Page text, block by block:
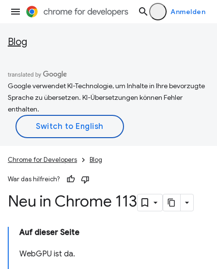
Anmelden
Blog
Google verwendet KI-Technologie, um Inhalte in Ihre bevorzugte
Sprache zu übersetzen. KI-Übersetzungen können Fehler
enthalten.
Chrome for Developers Blog
War das hilfreich?
Neu in Chrome 113
Auf dieser Seite
WebGPU ist da.